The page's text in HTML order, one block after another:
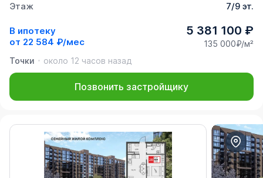
Этаж
7/9 эт.
В ипотеку
от 22 584 ₽/мес
5 381 100 ₽
135 000₽/м²
Точки
около 12 часов назад
Позвонить застройщику